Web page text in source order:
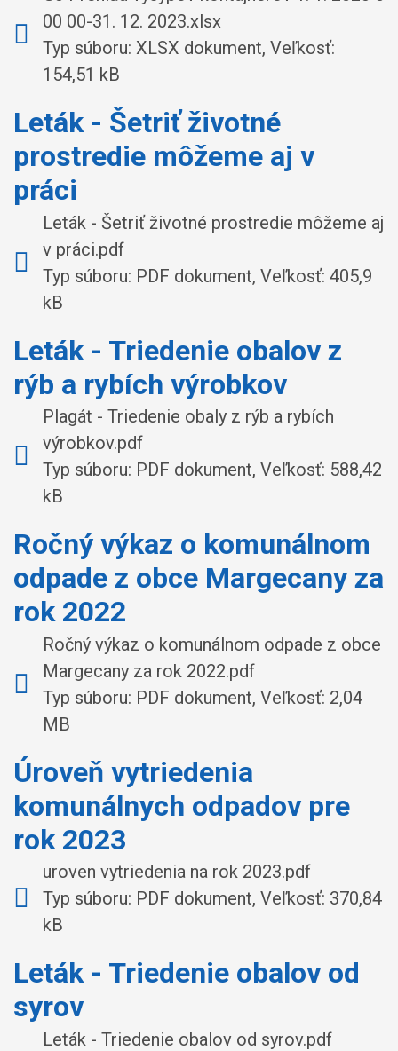
00 00-31. 12. 2023.xlsx
Typ súboru: XLSX dokument, Veľkosť:
154,51 kB
Leták - Šetriť životné
prostredie môžeme aj v
práci
Leták - Šetriť životné prostredie môžeme aj
v práci.pdf
Typ súboru: PDF dokument, Veľkosť: 405,9
kB
Leták - Triedenie obalov z
rýb a rybích výrobkov
Plagát - Triedenie obaly z rýb a rybích
výrobkov.pdf
Typ súboru: PDF dokument, Veľkosť: 588,42
kB
Ročný výkaz o komunálnom
odpade z obce Margecany za
rok 2022
Ročný výkaz o komunálnom odpade z obce
Margecany za rok 2022.pdf
Typ súboru: PDF dokument, Veľkosť: 2,04
MB
Úroveň vytriedenia
komunálnych odpadov pre
rok 2023
uroven vytriedenia na rok 2023.pdf
Typ súboru: PDF dokument, Veľkosť: 370,84
kB
Leták - Triedenie obalov od
syrov
Leták - Triedenie obalov od syrov.pdf